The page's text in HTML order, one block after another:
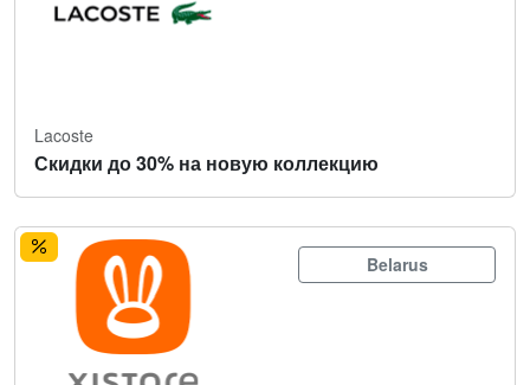
Lacoste
Скидки до 30% на новую коллекцию
Belarus